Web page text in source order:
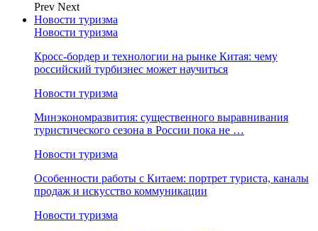
Prev Next
Новости туризма
Новости туризма
Кросс-бордер и технологии на рынке Китая: чему
российский турбизнес может научиться
Новости туризма
Минэкономразвития: существенного выравнивания
туристического сезона в России пока не …
Новости туризма
Особенности работы с Китаем: портрет туриста, каналы
продаж и искусство коммуникации
Новости туризма